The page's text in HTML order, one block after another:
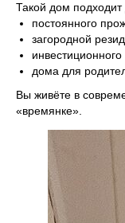
Такой дом подходит
постоянного
загородной
дома для
Вы живёте в
«времянке».
EASYONE
EASY40
Полезное
Политика
EASY80
EASY110